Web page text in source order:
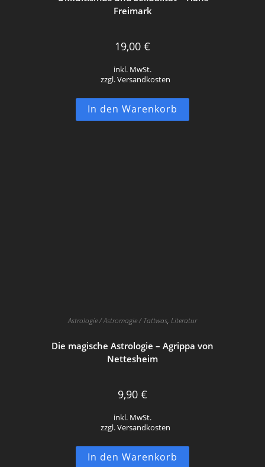
Freimark
19,00 €
inkl. MwSt.
zzgl. Versandkosten
In den Warenkorb
Astrologie / Astromagie / Tattwas, Literatur
Die magische Astrologie – Agrippa von
Nettesheim
9,90 €
inkl. MwSt.
zzgl. Versandkosten
In den Warenkorb